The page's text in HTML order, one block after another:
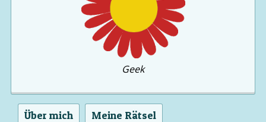
Geek
Über mich
Meine Rätsel